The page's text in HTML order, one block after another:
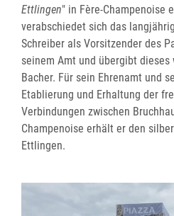
Ettlingen" in Fère-Champenoise
verabschiedet sich das
Schreiber als Vorsitzender des
seinem Amt und übergibt
Bacher. Für sein Ehrenamt und
Etablierung und Erhaltung der
Verbindungen zwischen
Champenoise erhält er den
Ettlingen.